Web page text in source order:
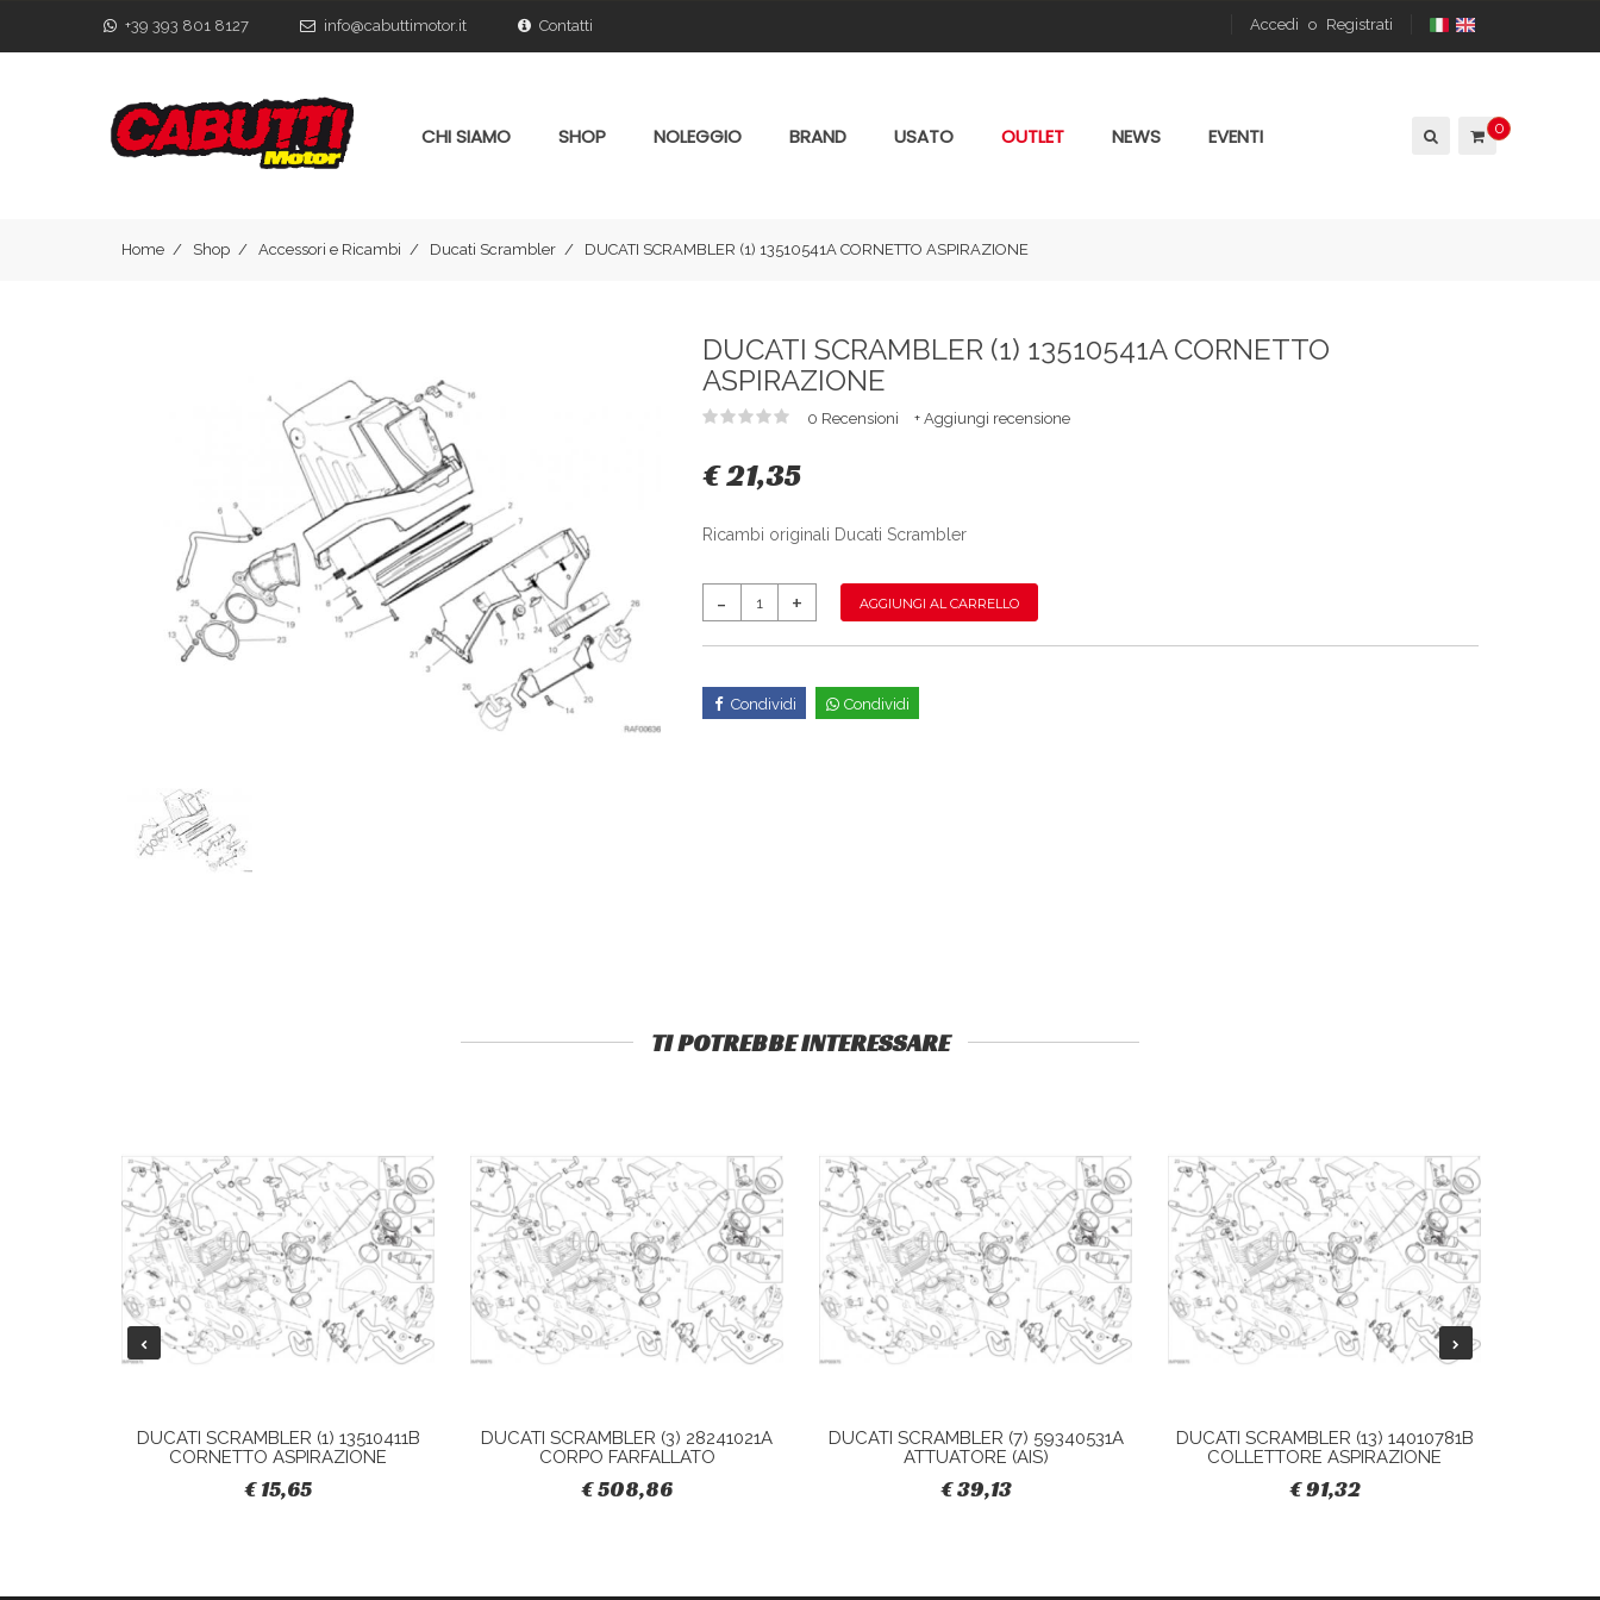
+39 393 801 8127 info@cabuttimotor.it Contatti Accedi o Registrati
0
CHI SIAMO SHOP NOLEGGIO BRAND USATO OUTLET NEWS EVENTI
Home Shop Accessori e Ricambi Ducati Scrambler DUCATI SCRAMBLER (1) 13510541A CORNETTO ASPIRAZIONE
DUCATI SCRAMBLER (1) 13510541A CORNETTO
ASPIRAZIONE
0 Recensioni + Aggiungi recensione
€ 21,35
Ricambi originali Ducati Scrambler
AGGIUNGI AL CARRELLO
Condividi Condividi
TI POTREBBE INTERESSARE
DUCATI SCRAMBLER (1) 13510411B
CORNETTO ASPIRAZIONE
€ 15,65
DUCATI SCRAMBLER (3) 28241021A
CORPO FARFALLATO
€ 508,86
DUCATI SCRAMBLER (7) 59340531A
ATTUATORE (AIS)
€ 39,13
DUCATI SCRAMBLER (13) 14010781B
COLLETTORE ASPIRAZIONE
€ 91,32